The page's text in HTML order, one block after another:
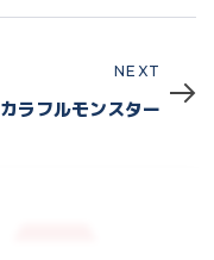
NEXT
カラフルモンスター